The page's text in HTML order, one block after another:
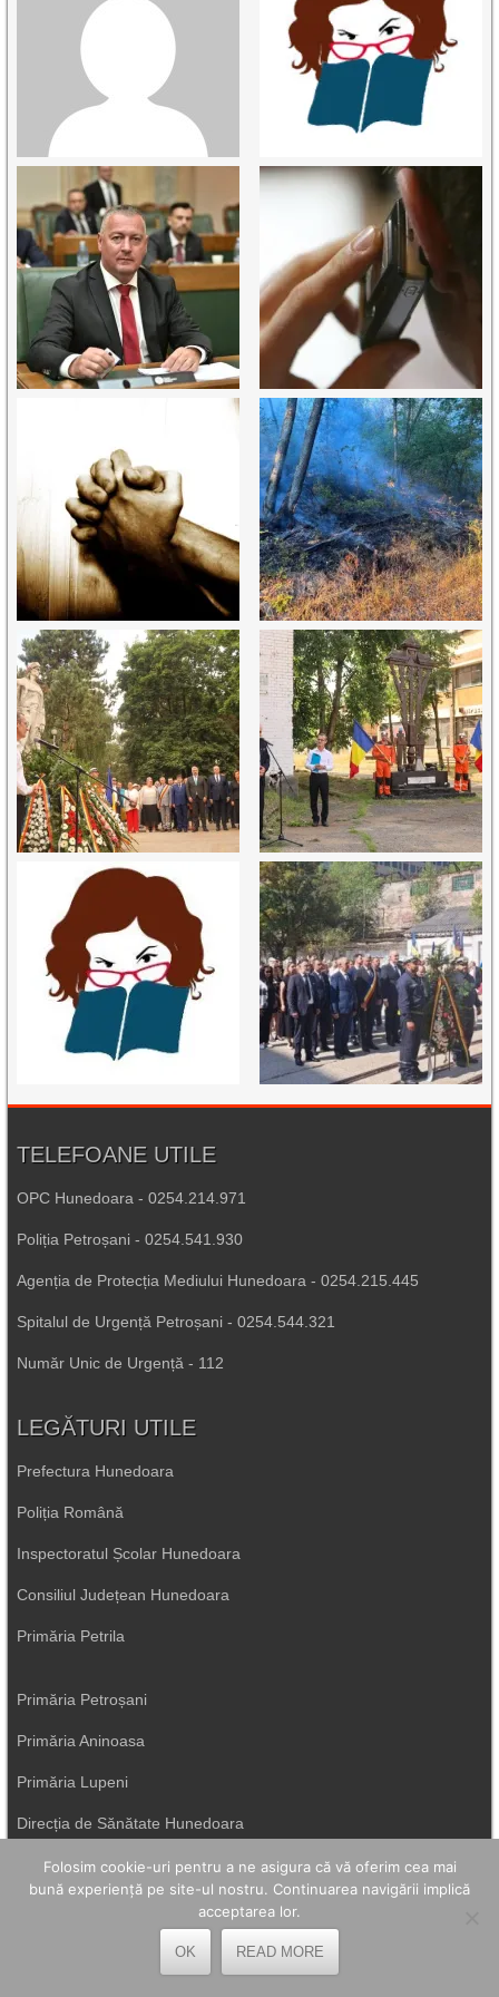
TELEFOANE UTILE
OPC Hunedoara - 0254.214.971
Poliția Petroșani - 0254.541.930
Agenția de Protecția Mediului Hunedoara - 0254.215.445
Spitalul de Urgență Petroșani - 0254.544.321
Număr Unic de Urgență - 112
LEGĂTURI UTILE
Prefectura Hunedoara
Poliția Română
Inspectoratul Școlar Hunedoara
Consiliul Județean Hunedoara
Primăria Petrila
Primăria Petroșani
Primăria Aninoasa
Primăria Lupeni
Direcția de Sănătate Hunedoara
Primăria Uricani
Folosim cookie-uri pentru a ne asigura că vă oferim cea mai
bună experiență pe site-ul nostru. Continuarea navigării implică
acceptarea lor.
OK READ MORE